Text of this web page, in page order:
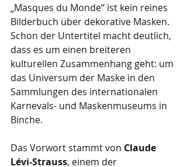
„Masques du Monde“ ist kein reines
Bilderbuch über dekorative Masken.
Schon der Untertitel macht deutlich,
dass es um einen breiteren
kulturellen Zusammenhang geht: um
das Universum der Maske in den
Sammlungen des internationalen
Karnevals- und Maskenmuseums in
Binche.
Das Vorwort stammt von Claude
Lévi-Strauss, einem der